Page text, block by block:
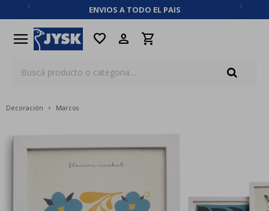
ENVIOS A TODO EL PAIS
menu favorite
Decoración Marcos
close